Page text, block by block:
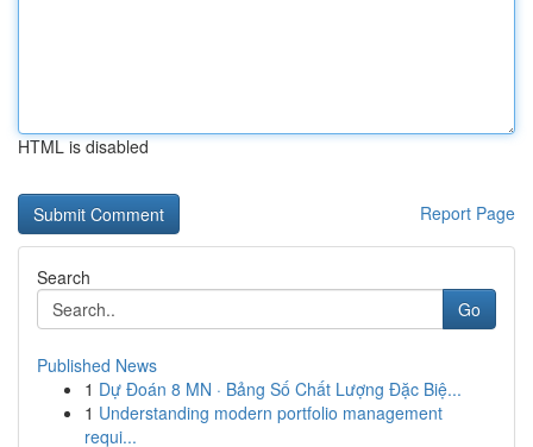
HTML is disabled
Report Page
Search
Go
Published News
1 Dự Đoán 8 MN · Bảng Số Chất Lượng Đặc Biệ...
1 Understanding modern portfolio management
requi...